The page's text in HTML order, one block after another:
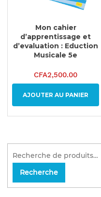
Mon cahier
d’apprentissage et
d’evaluation : Eduction
Musicale 5e
CFA2,500.00
AJOUTER AU PANIER
Recherche